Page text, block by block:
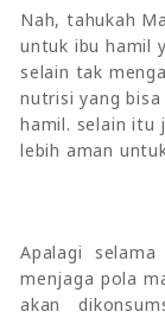
Nah, tahukah
untuk ibu hamil
selain tak
nutrisi yang
hamil. selain itu
lebih aman
Apalagi
menjaga pola
akan